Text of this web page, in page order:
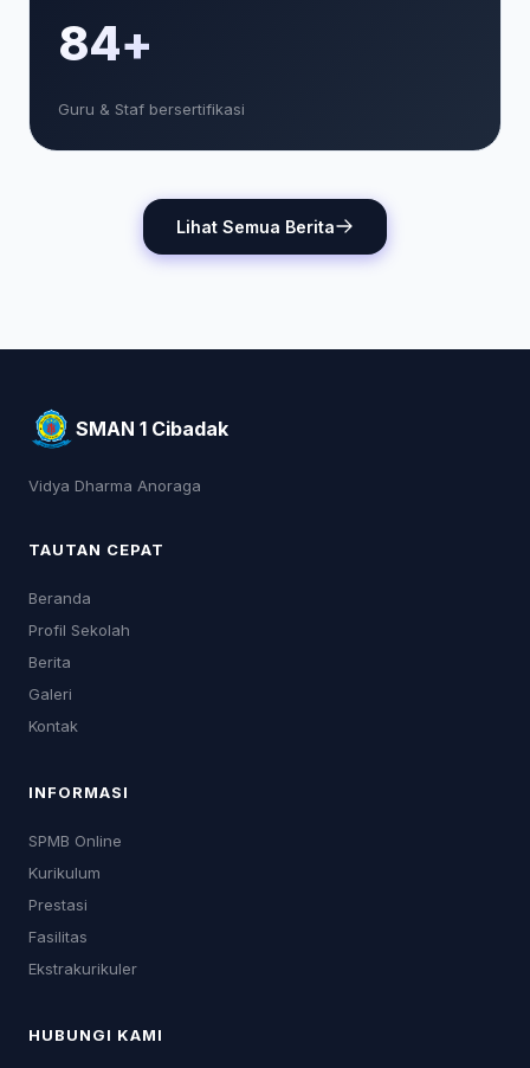
85+
Guru & Staf bersertifikasi
Lihat Semua Berita
SMAN 1 Cibadak
Vidya Dharma Anoraga
TAUTAN CEPAT
Beranda
Profil Sekolah
Berita
Galeri
Kontak
INFORMASI
SPMB Online
Kurikulum
Prestasi
Fasilitas
Ekstrakurikuler
HUBUNGI KAMI